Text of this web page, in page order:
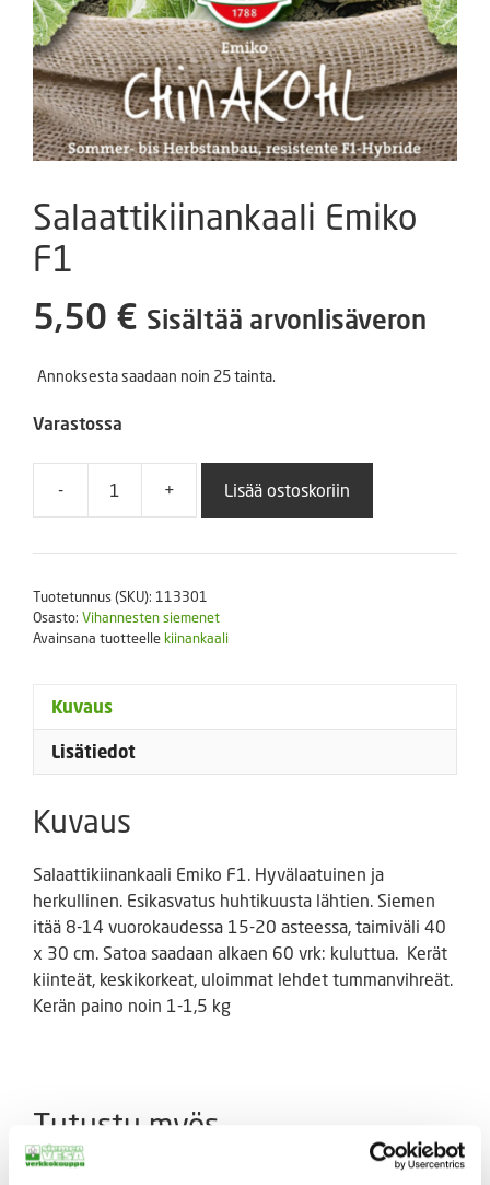
Salaattikiinankaali Emiko
F1
5,50 € Sisältää arvonlisäveron
Annoksesta saadaan noin 25 tainta.
Varastossa
-
Salaattikiinankaali
F1
+ Lisää ostoskoriin
Tuotetunnus (SKU): 113301
Osasto: Vihannesten siemenet
Avainsana tuotteellekiinankaali
Kuvaus
Lisätiedot
Kuvaus
Salaattikiinankaali Emiko F1. Hyvälaatuinen ja
herkullinen. Esikasvatus huhtikuusta lähtien. Siemen
itää 8-14 vuorokaudessa 15-20 asteessa, taimiväli 40
x 30 cm. Satoa saadaan alkaen 60 vrk: kuluttua. Kerät
kiinteät, keskikorkeat, uloimmat lehdet tummanvihreät.
Kerän paino noin 1-1,5 kg
Tutustu myös